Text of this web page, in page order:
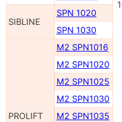
SIBLINE
SPN 1020
SPN 1030
PROLIFT
M2 SPN1016
M2 SPN1020
M2 SPN1025
M2 SPN1030
M2 SPN1035